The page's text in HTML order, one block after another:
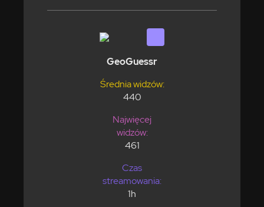
GeoGuessr
Średnia widzów:
440
Najwięcej
widzów:
461
Czas
streamowania:
1h